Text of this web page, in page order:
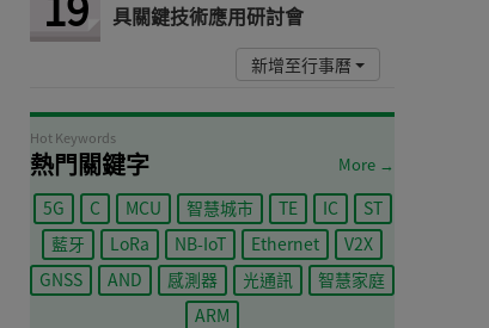
具關鍵技術應用研討會
新增至行事曆
Hot Keywords
熱門關鍵字 More →
5G C MCU 智慧城市 TE IC
ST
藍牙
LoRa NB-IoT Ethernet
V2X
GNSS
AND 感測器 光通訊
智慧家庭
ARM